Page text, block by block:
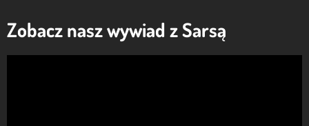
Zobacz nasz wywiad z Sarsą